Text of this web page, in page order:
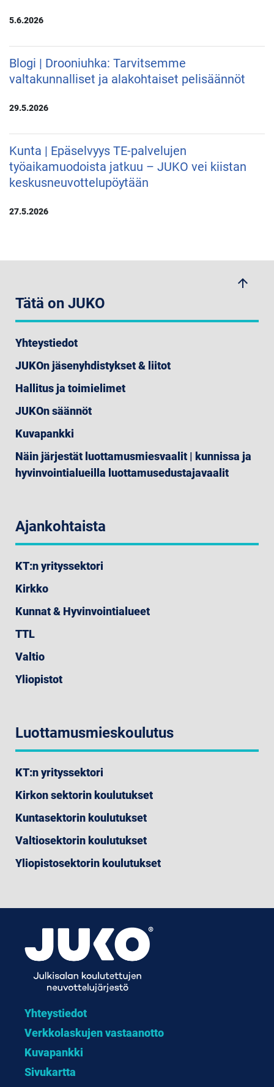
5.6.2026
Blogi | Drooniuhka: Tarvitsemme
valtakunnalliset ja alakohtaiset pelisäännöt
29.5.2026
Kunta | Epäselvyys TE-palvelujen
työaikamuodoista jatkuu – JUKO vei kiistan
keskusneuvottelupöytään
27.5.2026
arrow_upwards
Tätä on JUKO
Yhteystiedot
JUKOn jäsenyhdistykset & liitot
Hallitus ja toimielimet
JUKOn säännöt
Kuvapankki
Näin järjestät luottamusmiesvaalit | kunnissa ja
hyvinvointialueilla luottamusedustajavaalit
Ajankohtaista
KT:n yrityssektori
Kirkko
Kunnat & Hyvinvointialueet
TTL
Valtio
Yliopistot
Luottamusmieskoulutus
KT:n yrityssektori
Kirkon sektorin koulutukset
Kuntasektorin koulutukset
Valtiosektorin koulutukset
Yliopistosektorin koulutukset
Yhteystiedot
Verkkolaskujen vastaanotto
Kuvapankki
Sivukartta